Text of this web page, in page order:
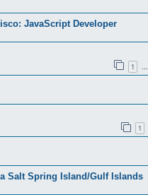
JavaScript Developer
1 …
1
Salt Spring Island/Gulf Islands